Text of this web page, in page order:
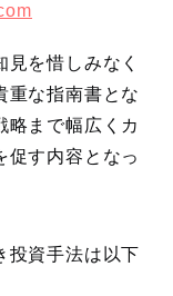
を惜しみなく
重な指南書とな
略まで幅広くカ
促す内容となっ
投資手法は以下